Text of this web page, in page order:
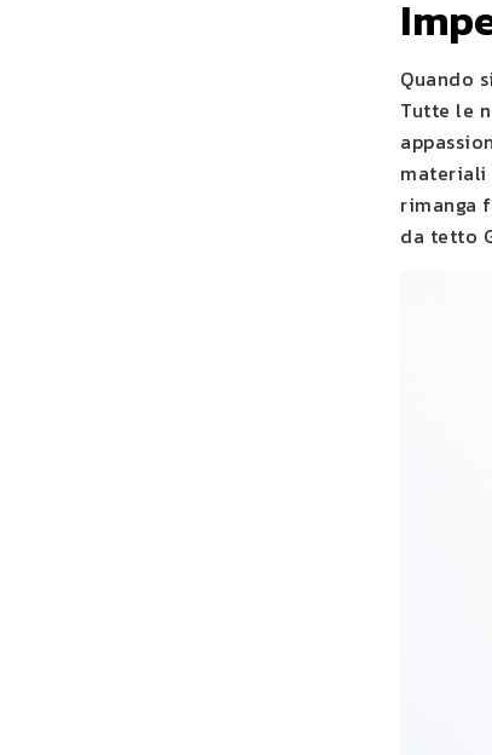
Quando
Tutte le
materiali
rimanga
da tetto